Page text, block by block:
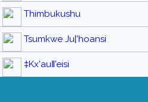
Thimbukushu
Tsumkwe Ju|'hoansi
‡Kx'auǁ'eisi